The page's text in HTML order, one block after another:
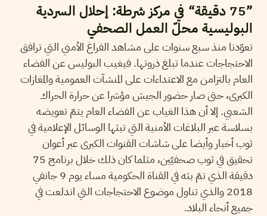
”75 دقيقة“ في مركز شرطة: إحلال السردية
البوليسية محلّ العمل الصحفي
تعوّدنا منذ سبع سنوات على مشاهد الفراغ الأمني التي ترافق
الاحتجاجات عندما تبلغ ذروتها. فيغيب البوليس عن الفضاء
العام بالتزامن مع الاعتداءات على المنشآت العمومية والمغازات
الكبرى، حتى صار حضور الجيش مؤشرا عن حرارة الحراك
الشعبي. إلا أن هذا الغياب عن الفضاء العام يتمّ تعويضه
بسلاسة عبر البلاغات الأمنية التي تبثها الوسائل الإعلامية في
ثوب أخبار وأيضا على شاشات القنوات الكبرى عبر أعوان
تحقيق في ثوب صحفيّين، مثلما كان ذلك خلال برنامج 75
دقيقة الذي تمّ بثه في القناة الحكومية مساء يوم 9 جانفي
2018 والذي تناول موضوع الاحتجاجات التي اندلعت في
جميع أنحاء البلاد.